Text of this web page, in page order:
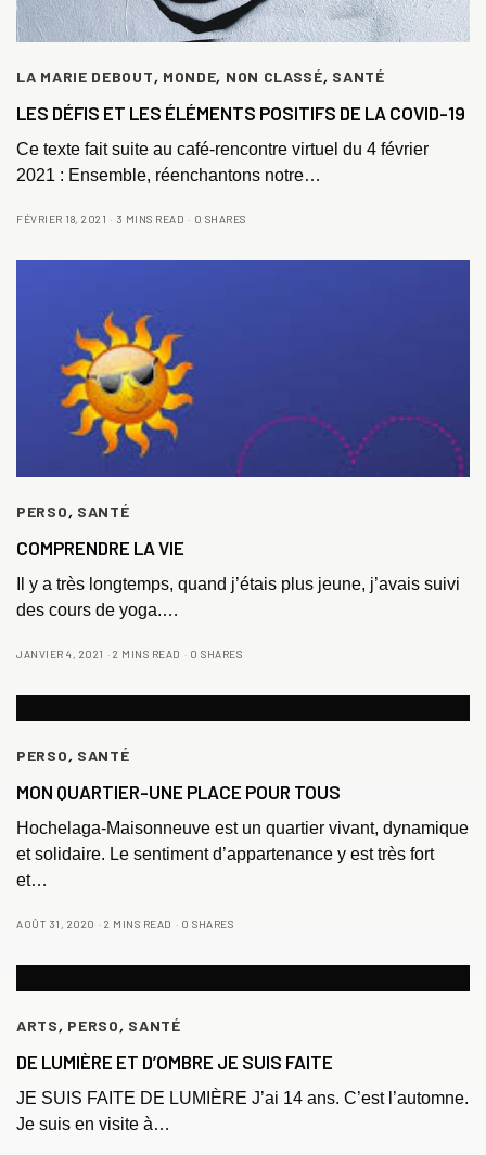
LA MARIE DEBOUT, MONDE, NON CLASSÉ, SANTÉ
LES DÉFIS ET LES ÉLÉMENTS POSITIFS DE LA COVID-19
Ce texte fait suite au café-rencontre virtuel du 4 février
2021 : Ensemble, réenchantons notre…
FÉVRIER 18, 2021 3 MINS READ 0 SHARES
PERSO, SANTÉ
COMPRENDRE LA VIE
Il y a très longtemps, quand j’étais plus jeune, j’avais suivi
des cours de yoga.…
JANVIER 4, 2021 2 MINS READ 0 SHARES
PERSO, SANTÉ
MON QUARTIER-UNE PLACE POUR TOUS
Hochelaga-Maisonneuve est un quartier vivant, dynamique
et solidaire. Le sentiment d’appartenance y est très fort
et…
AOÛT 31, 2020 2 MINS READ 0 SHARES
ARTS, PERSO, SANTÉ
DE LUMIÈRE ET D’OMBRE JE SUIS FAITE
JE SUIS FAITE DE LUMIÈRE J’ai 14 ans. C’est l’automne.
Je suis en visite à…